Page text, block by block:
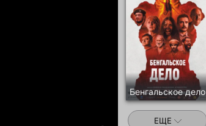
Бенгальское дело
ЕЩЕ